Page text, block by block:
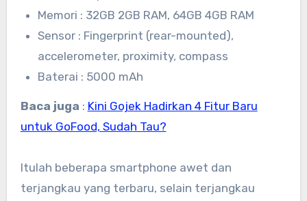
Memori : 32GB 2GB RAM, 64GB 4GB RAM
Sensor : Fingerprint (rear-mounted),
accelerometer, proximity, compass
Baterai : 5000 mAh
Baca juga : Kini Gojek Hadirkan 4 Fitur Baru
untuk GoFood, Sudah Tau?
Itulah beberapa smartphone awet dan
terjangkau yang terbaru, selain terjangkau